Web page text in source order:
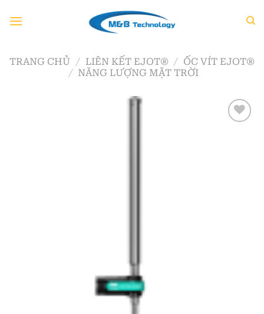
đến
TRANG CHỦ / LIÊN KẾT EJOT® / ỐC VÍT EJOT®
/ NĂNG LƯỢNG MẶT TRỜI